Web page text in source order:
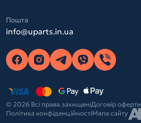
Пошта
info@uparts.in.ua
© 2026 Всі права захищеніДоговір оферти
Політика конфіденційностіМапа сайту